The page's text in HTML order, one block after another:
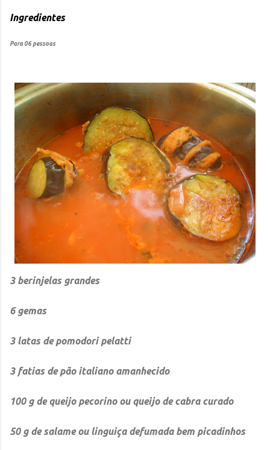
Ingredientes
Para 06 pessoas
3 berinjelas grandes
6 gemas
3 latas de pomodori pelatti
3 fatias de pão italiano amanhecido
100 g de queijo pecorino ou queijo de cabra curado
50 g de salame ou linguiça defumada bem picadinhos